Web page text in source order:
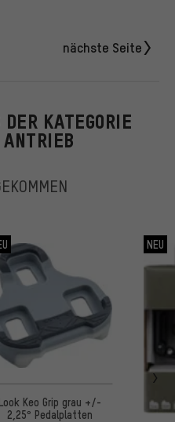
nächste Seite
KATEGORIE
Look Keo Grip grau +/-
2,25° Pedalplatten
NEU